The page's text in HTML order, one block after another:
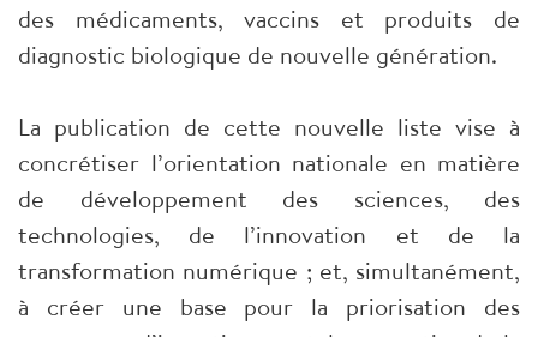
des médicaments, vaccins et produits de
diagnostic biologique de nouvelle génération.
La publication de cette nouvelle liste vise à
concrétiser l’orientation nationale en matière
de développement des sciences, des
technologies, de l’innovation et de la
transformation numérique ; et, simultanément,
à créer une base pour la priorisation des